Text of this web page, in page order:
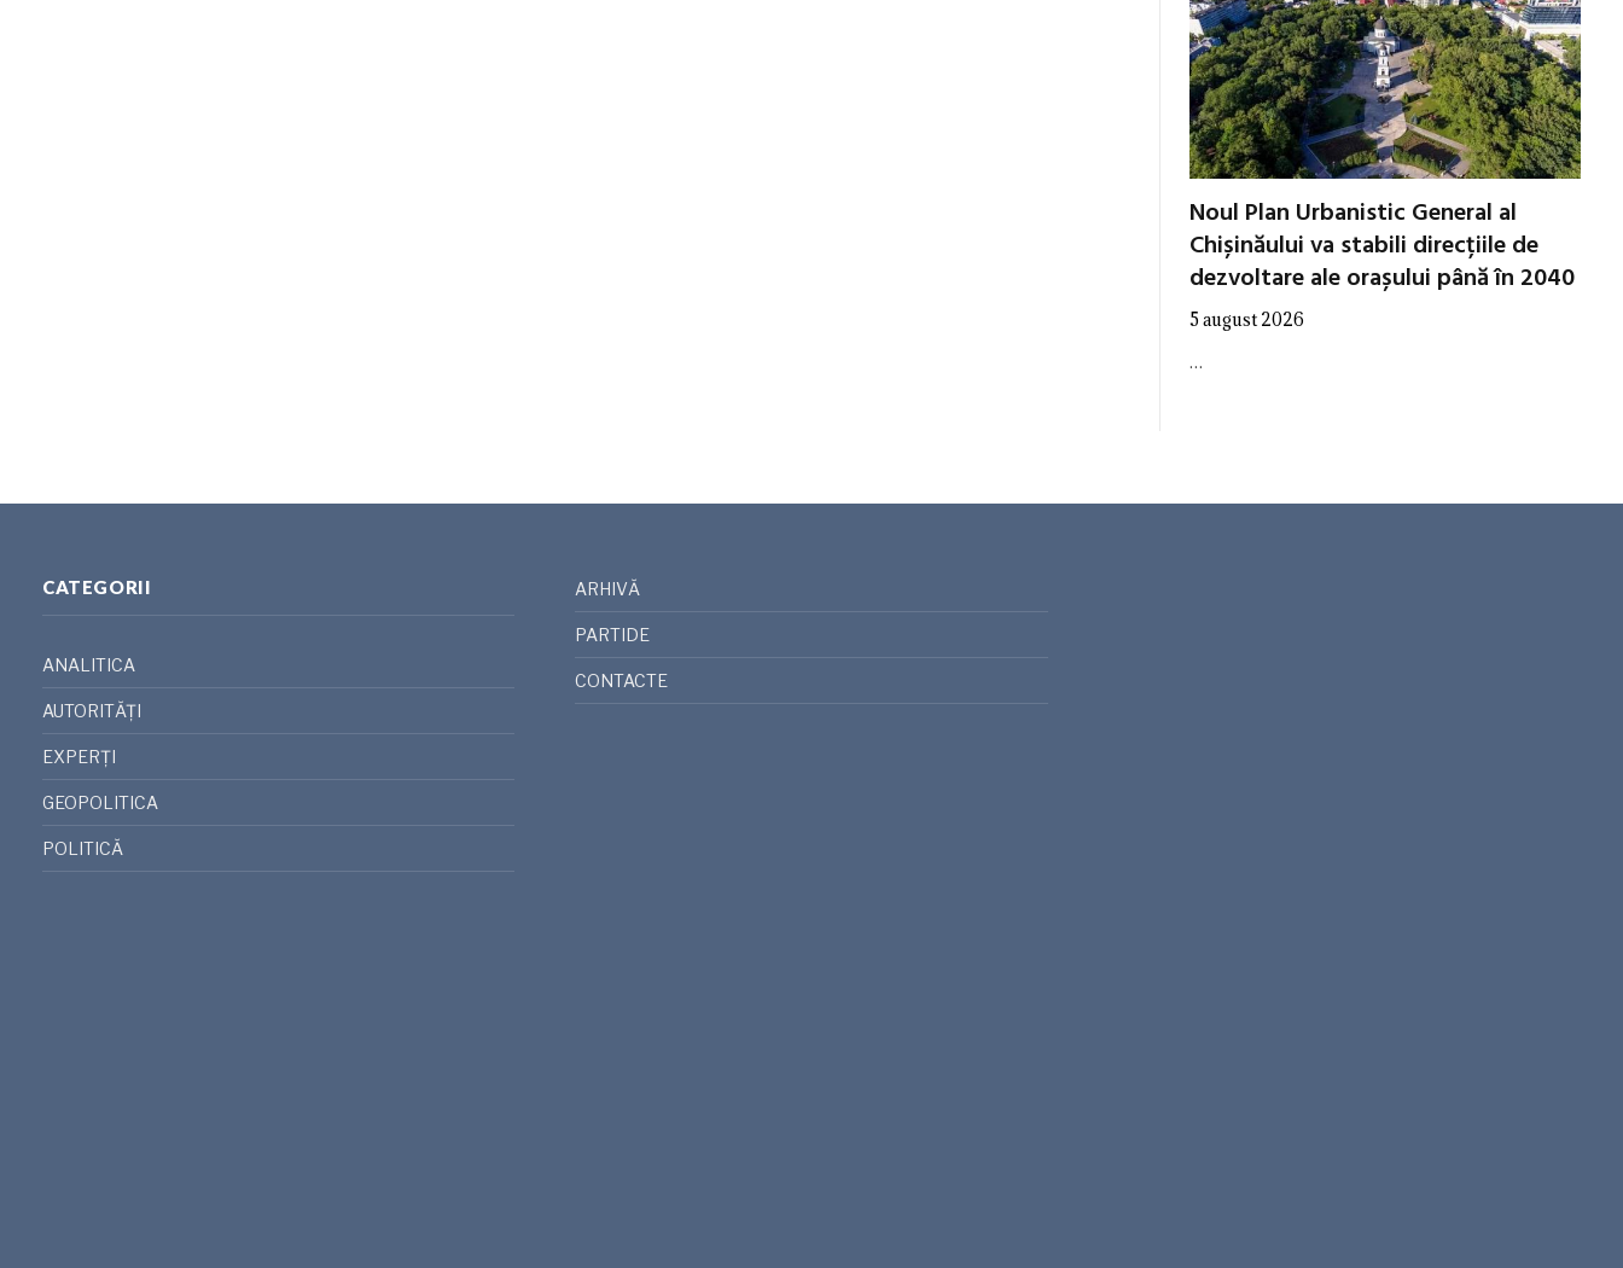
Noul Plan Urbanistic General al
Chișinăului va stabili direcțiile de
dezvoltare ale orașului până în 2040
5 august 2026
…
CATEGORII
ANALITICA
AUTORITĂȚI
EXPERȚI
GEOPOLITICA
POLITICĂ
ARHIVĂ
PARTIDE
CONTACTE